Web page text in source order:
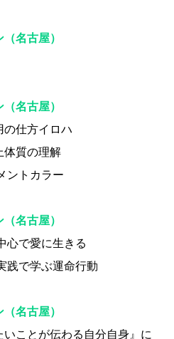
名古屋）
名古屋）
の仕方イロハ
体質の理解
ントカラー
名古屋）
心で愛に生きる
践で学ぶ運命行動
名古屋）
いことが伝わる自分自身』に